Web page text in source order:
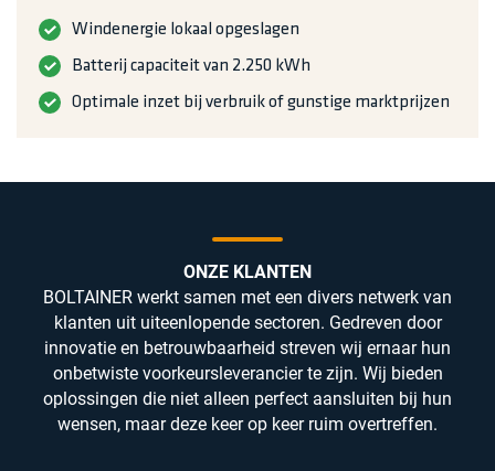
Windenergie lokaal opgeslagen
Batterij capaciteit van 2.250 kWh
Optimale inzet bij verbruik of gunstige marktprijzen
ONZE KLANTEN
BOLTAINER werkt samen met een divers netwerk van
klanten uit uiteenlopende sectoren. Gedreven door
innovatie en betrouwbaarheid streven wij ernaar hun
onbetwiste voorkeurs­leverancier te zijn. Wij bieden
oplossingen die niet alleen perfect aansluiten bij hun
wensen, maar deze keer op keer ruim overtreffen.